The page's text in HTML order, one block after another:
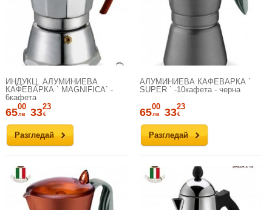
ИНДУКЦ. АЛУМИНИЕВА
КАФЕВАРКА ` MAGNIFICA` -
6кафета
Разгледай
6500
лв 3323
€
АЛУМИНИЕВА КАФЕВАРКА `
SUPER ` -10кафета - черна
Разгледай
6500
лв 3323
€